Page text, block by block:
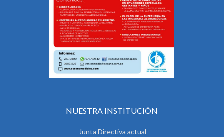
NUESTRA INSTITUCIÓN
Junta Directiva actual